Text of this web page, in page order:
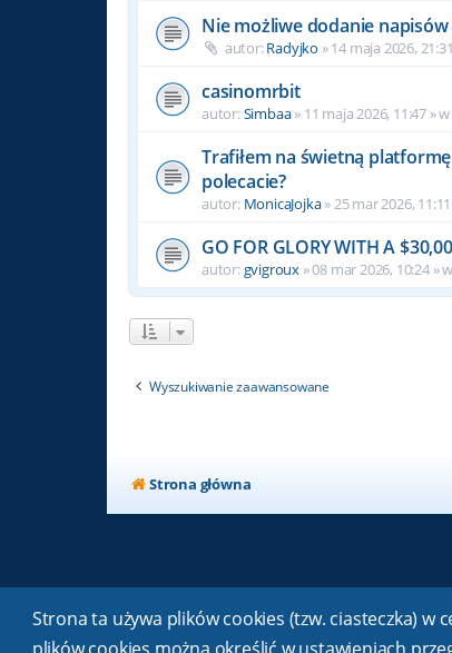
Strona ta używa plików cookies (tzw. ciasteczka)
Nie możliwe dodanie napisów
autor:Radyjko » 14 maja 2026,
casinomrbit
autor:Simbaa» 11 maja 2026, 11:47 » w
Trafiłem na świetną
polecacie?
autor: MonicaJojka» 25 mar 2026,
GO FOR GLORY WITH A
autor:gvigroux » 08 mar 2026, 10:24 » w
Wyszukiwanie zaawansowane
Strona główna